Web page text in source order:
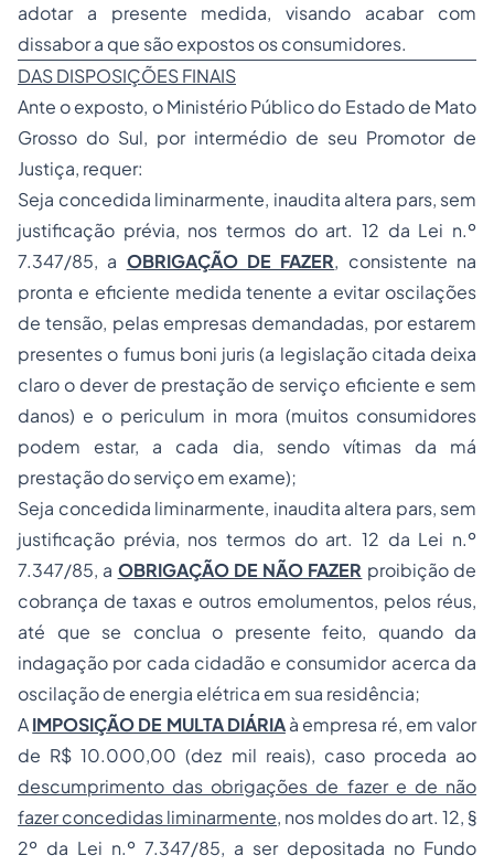
adotar a presente medida, visando acabar com
dissabor a que são expostos os consumidores.
DAS DISPOSIÇÕES FINAIS
Ante o exposto, o Ministério Público do Estado de Mato
Grosso do Sul, por intermédio de seu Promotor de
Justiça, requer:
Seja concedida liminarmente, inaudita altera pars, sem
justificação prévia, nos termos do art. 12 da Lei n.º
7.347/85, a OBRIGAÇÃO DE FAZER, consistente na
pronta e eficiente medida tenente a evitar oscilações
de tensão, pelas empresas demandadas, por estarem
presentes o fumus boni juris(a legislação citada deixa
claro o dever de prestação de serviço eficiente e sem
danos) e o periculum in mora (muitos consumidores
podem estar, a cada dia, sendo vítimas da má
prestação do serviço em exame);
Seja concedida liminarmente, inaudita altera pars, sem
justificação prévia, nos termos do art. 12 da Lei n.º
7.347/85, a OBRIGAÇÃO DE NÃO FAZER proibição de
cobrança de taxas e outros emolumentos, pelos réus,
até que se conclua o presente feito, quando da
indagação por cada cidadão e consumidor acerca da
oscilação de energia elétrica em sua residência;
AIMPOSIÇÃO DE MULTA DIÁRIAà empresa ré, em valor
de R$ 10.000,00 (dez mil reais), caso proceda ao
descumprimento das obrigações de fazer e de não
fazer concedidas liminarmente, nos moldes do art. 12, §
2º da Lei n.º 7.347/85, a ser depositada no Fundo